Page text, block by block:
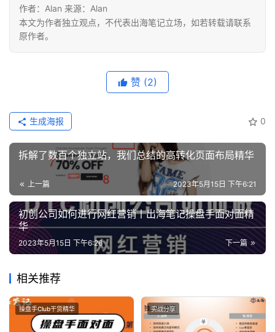
作者：Alan 来源：Alan
本文为作者独立观点，不代表出海笔记立场，如若转载请联系
原作者。
赞 (2)
0
生成海报
拆解了数百个独立站，我们总结的高转化页面布局精华
上一篇 2023年5月15日 下午6:21
初创公司如何进行网红营销丨出海笔记操盘手面对面精
华
下一篇
2023年5月15日 下午6:26
相关推荐
操盘手Club干货精华 实战分享